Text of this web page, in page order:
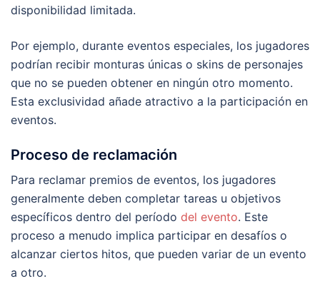
disponibilidad limitada.
Por ejemplo, durante eventos especiales, los jugadores
podrían recibir monturas únicas o skins de personajes
que no se pueden obtener en ningún otro momento.
Esta exclusividad añade atractivo a la participación en
eventos.
Proceso de reclamación
Para reclamar premios de eventos, los jugadores
generalmente deben completar tareas u objetivos
específicos dentro del período del evento. Este
proceso a menudo implica participar en desafíos o
alcanzar ciertos hitos, que pueden variar de un evento
a otro.